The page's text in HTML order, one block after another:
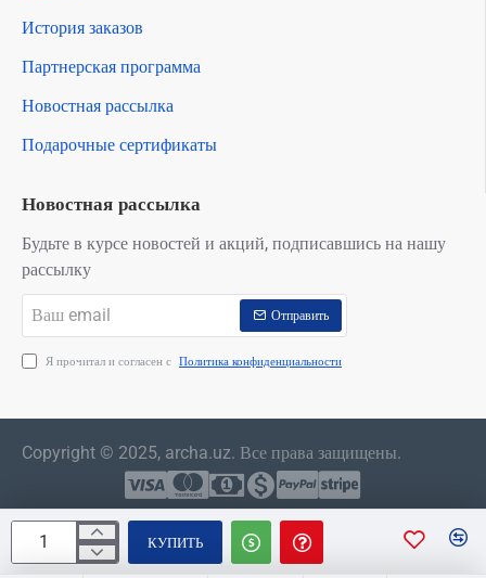
КУПИТЬ
История заказов
Партнерская программа
Новостная рассылка
Подарочные сертификаты
Новостная рассылка
Будьте в курсе новостей и акций, подписавшись на нашу
рассылку
email
Отправить
Я прочитал и согласен с Политика конфиденциальности
Copyright © 2025, archa.uz. Все права защищены.